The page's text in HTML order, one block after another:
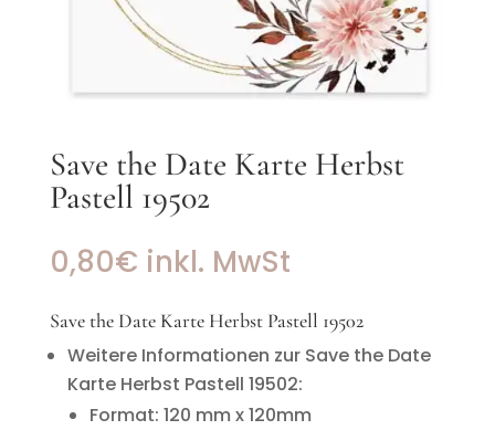
Save the Date Karte Herbst
Pastell 19502
0,80€ inkl. MwSt
Save the Date Karte Herbst Pastell 19502
Weitere Informationen zur Save the Date
Karte Herbst Pastell 19502:
Format: 120 mm x 120mm